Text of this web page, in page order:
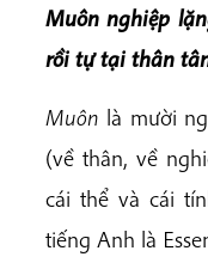
Muôn nghiệp
rồi tự tại thân
Muôn là mười
(về thân, về
cái thể và cái
tiếng Anh là